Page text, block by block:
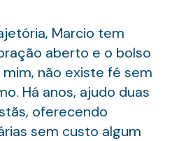
Marcio tem
aberto e o bolso
mim, não existe fé sem
Há anos, ajudo duas
oferecendo
sem custo algum